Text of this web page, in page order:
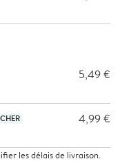
5,49 €
4,99 €
les délais de livraison.